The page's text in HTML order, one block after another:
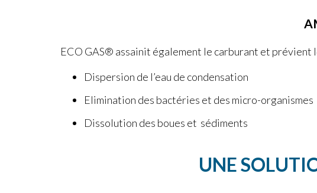
ECO GAS® assainit également le carburant et prévient
Dispersion de l’eau de condensation
Elimination des bactéries et des micro-organismes
Dissolution des boues et sédiments
UNE